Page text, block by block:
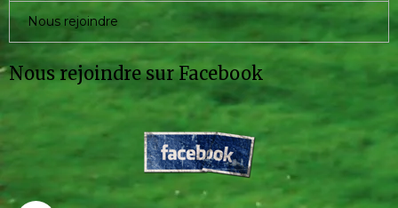
Nous rejoindre
Nous rejoindre sur Facebook